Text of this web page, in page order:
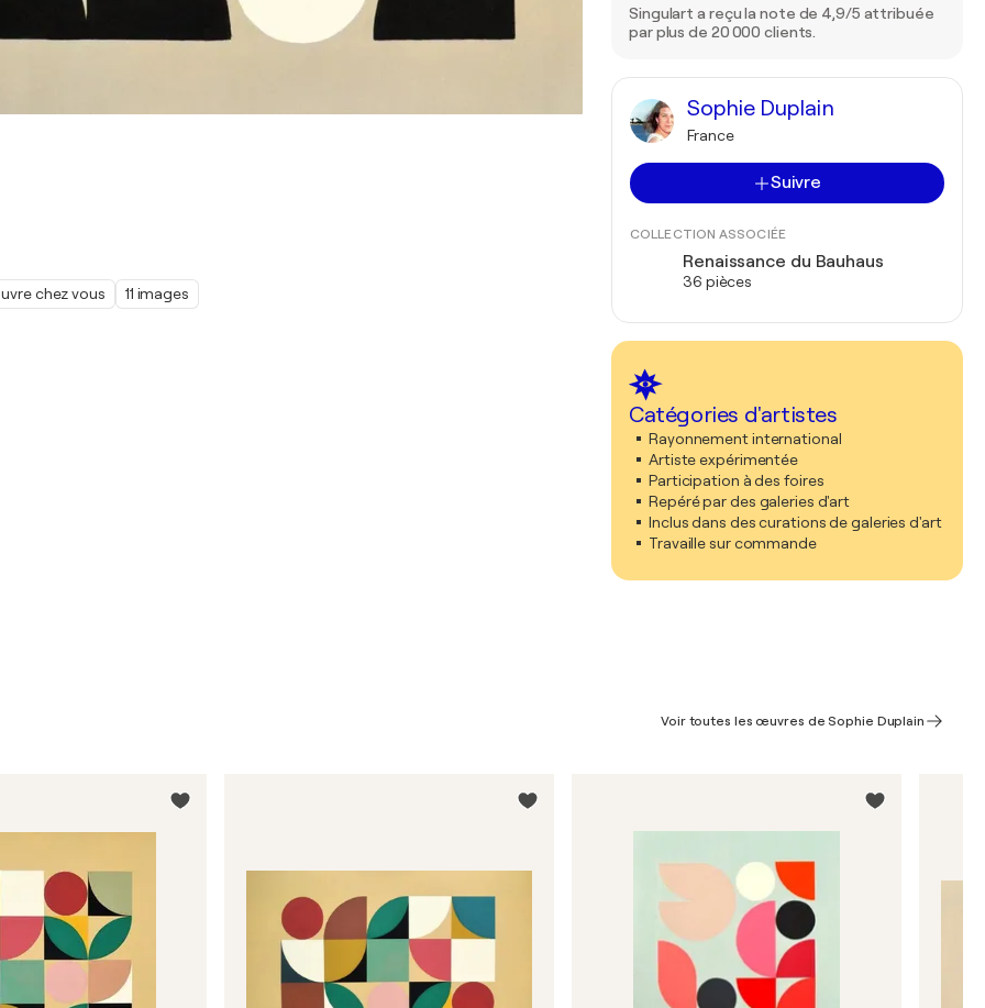
chez vous 11 images
Singulart a reçu la note de 4,9/5 attribuée
par plus de 20 000 clients.
Sophie Duplain
France
Suivre
COLLECTION ASSOCIÉE
Renaissance du Bauhaus
36 pièces
Catégories d'artistes
Rayonnement international
Artiste expérimentée
Participation à des foires
Repéré par des galeries d'art
Inclus dans des curations de galeries d'art
Travaille sur commande
Voir toutes les œuvres de Sophie Duplain